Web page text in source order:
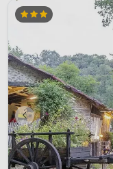
worden
muziekstijl uit deze
en de lokale hapjes
Auvergne kun je
fruitlikeuren, honing
Bleu d’Auvergne,
Belangrijke
Wikipedia over de
Frans bureau voor